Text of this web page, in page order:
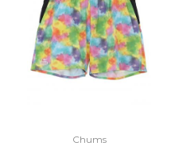
Chums